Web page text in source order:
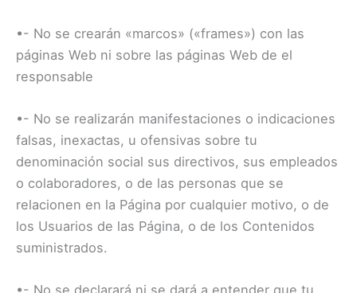
•- No se crearán «marcos» («frames») con las
páginas Web ni sobre las páginas Web de el
responsable
•- No se realizarán manifestaciones o indicaciones
falsas, inexactas, u ofensivas sobre tu
denominación social sus directivos, sus empleados
o colaboradores, o de las personas que se
relacionen en la Página por cualquier motivo, o de
los Usuarios de las Página, o de los Contenidos
suministrados.